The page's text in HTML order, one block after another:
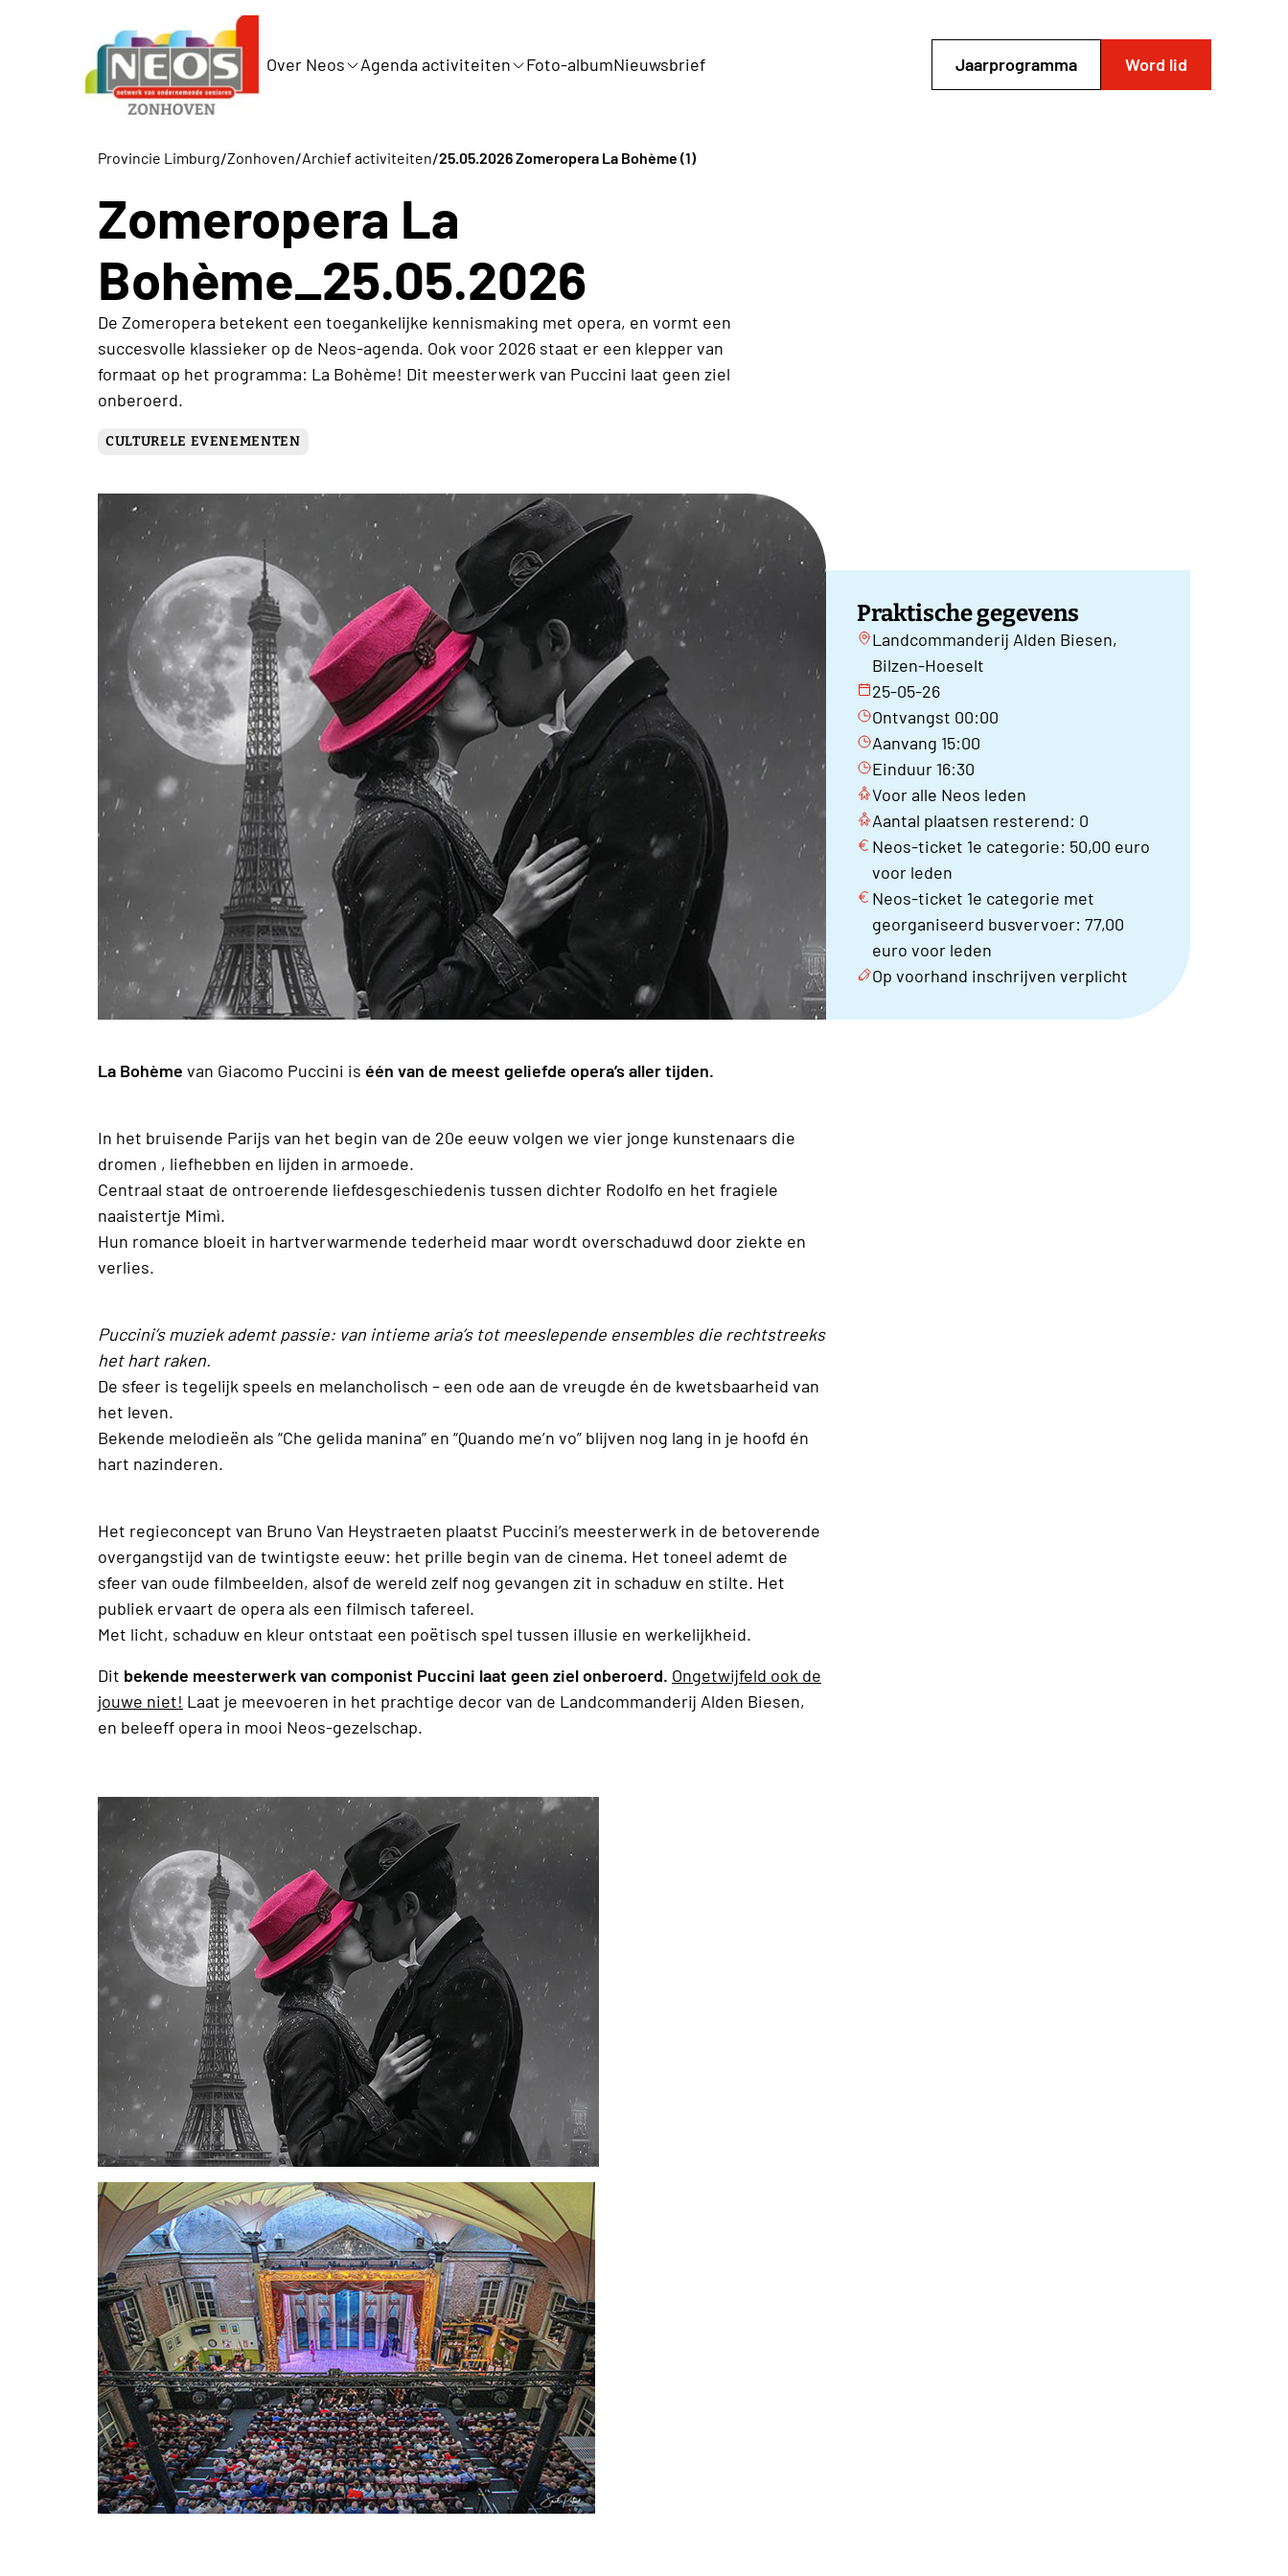
Over Neos Agenda activiteiten Foto-albumNieuwsbrief Jaarprogramma Word lid
Provincie Limburg/Zonhoven/Archief activiteiten/25.05.2026 Zomeropera La Bohème (1)
Zomeropera La
Bohème_25.05.2026
De Zomeropera betekent een toegankelijke kennismaking met opera, en vormt een
succesvolle klassieker op de Neos-agenda. Ook voor 2026 staat er een klepper van
formaat op het programma: La Bohème! Dit meesterwerk van Puccini laat geen ziel
onberoerd.
CULTURELE EVENEMENTEN
Praktische gegevens
Landcommanderij Alden Biesen,
Bilzen-Hoeselt
25-05-26
Ontvangst 00:00
Aanvang 15:00
Einduur 16:30
Voor alle Neos leden
Aantal plaatsen resterend: 0
Neos-ticket 1e categorie: 50,00 euro
voor leden
Neos-ticket 1e categorie met
georganiseerd busvervoer: 77,00
euro voor leden
Op voorhand inschrijven verplicht
La Bohème van Giacomo Puccini is één van de meest geliefde opera’s aller tijden.
In het bruisende Parijs van het begin van de 20e eeuw volgen we vier jonge kunstenaars die
dromen , liefhebben en lijden in armoede.
Centraal staat de ontroerende liefdesgeschiedenis tussen dichter Rodolfo en het fragiele
naaistertje Mimì.
Hun romance bloeit in hartverwarmende tederheid maar wordt overschaduwd door ziekte en
verlies.
Puccini’s muziek ademt passie: van intieme aria’s tot meeslepende ensembles die rechtstreeks
het hart raken.
De sfeer is tegelijk speels en melancholisch – een ode aan de vreugde én de kwetsbaarheid van
het leven.
Bekende melodieën als “Che gelida manina” en “Quando me’n vo” blijven nog lang in je hoofd én
hart nazinderen.
Het regieconcept van Bruno Van Heystraeten plaatst Puccini’s meesterwerk in de betoverende
overgangstijd van de twintigste eeuw: het prille begin van de cinema. Het toneel ademt de
sfeer van oude filmbeelden, alsof de wereld zelf nog gevangen zit in schaduw en stilte. Het
publiek ervaart de opera als een filmisch tafereel.
Met licht, schaduw en kleur ontstaat een poëtisch spel tussen illusie en werkelijkheid.
Dit bekende meesterwerk van componist Puccini laat geen ziel onberoerd. Ongetwijfeld ook de
jouwe niet! Laat je meevoeren in het prachtige decor van de Landcommanderij Alden Biesen,
en beleeff opera in mooi Neos-gezelschap.